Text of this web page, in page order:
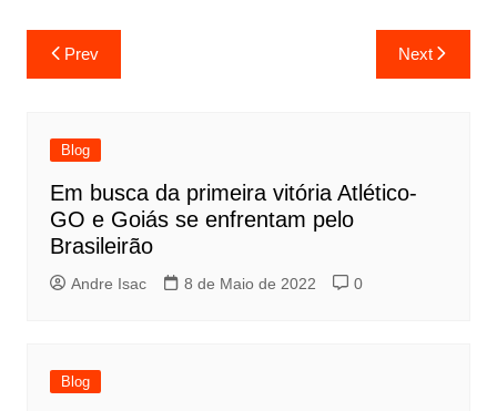
Prev Next
Blog
Em busca da primeira vitória Atlético-
GO e Goiás se enfrentam pelo
Brasileirão
Andre Isac 8 de Maio de 2022 0
Blog